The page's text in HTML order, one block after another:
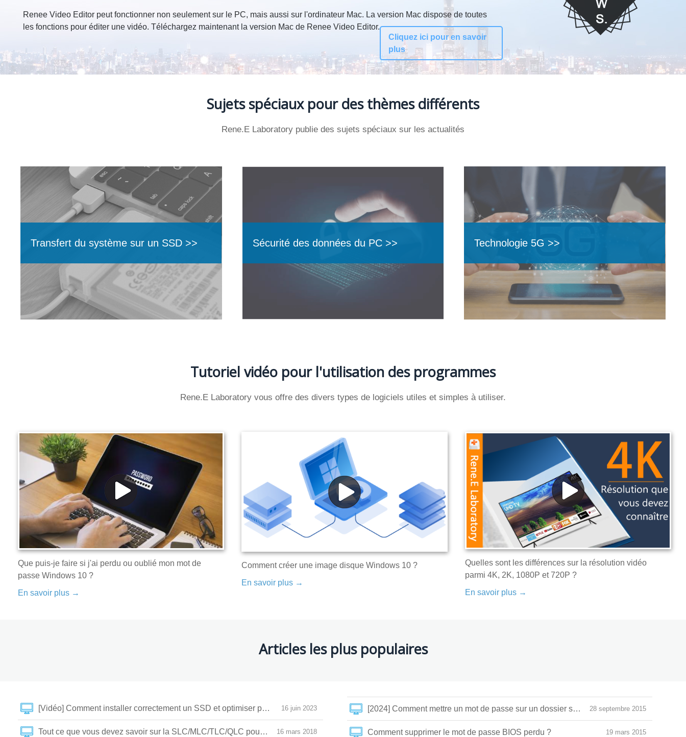
Renee Video Editor peut fonctionner non seulement sur le PC, mais aussi sur l'ordinateur Mac. La version Mac dispose de toutes
les fonctions pour éditer une vidéo. Téléchargez maintenant la version Mac de Renee Video Editor.
Cliquez ici pour en savoir
plus
Sujets spéciaux pour des thèmes différents
Rene.E Laboratory publie des sujets spéciaux sur les actualités
Transfert du système sur un SSD >> Sécurité des données du PC >> Technologie 5G >>
Tutoriel vidéo pour l'utilisation des programmes
Rene.E Laboratory vous offre des divers types de logiciels utiles et simples à utiliser.
Que puis-je faire si j'ai perdu ou oublié mon mot de
passe Windows 10 ?
En savoir plus →
Comment créer une image disque Windows 10 ?
En savoir plus →
Quelles sont les différences sur la résolution vidéo
parmi 4K, 2K, 1080P et 720P ?
En savoir plus →
Articles les plus populaires
16 juin 2023
[Vidéo] Comment installer correctement un SSD et optimiser pour l’installation ou le transfert du système
16 mars 2018
Tout ce que vous devez savoir sur la SLC/MLC/TLC/QLC pour le SSD
28 septembre 2015
[2024] Comment mettre un mot de passe sur un dossier sous Windows ?
19 mars 2015
Comment supprimer le mot de passe BIOS perdu ?